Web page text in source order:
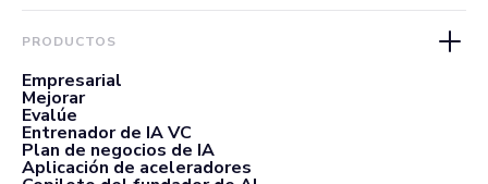
PRODUCTOS
Empresarial
Mejorar
Evalúe
Entrenador de IA VC
Plan de negocios de IA
Aplicación de aceleradores